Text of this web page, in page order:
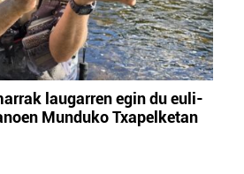
laugarren egin du euli-
Munduko Txapelketan